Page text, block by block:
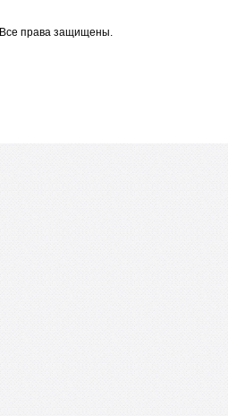
Все права защищены.